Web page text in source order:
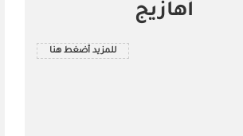
أهازيج
للمزيد أضغط هنا